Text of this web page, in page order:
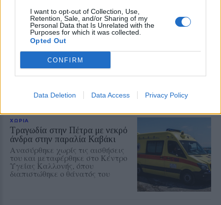
I want to opt-out of Collection, Use,
Retention, Sale, and/or Sharing of my
Personal Data that Is Unrelated with the
Purposes for which it was collected.
Opted Out
CONFIRM
Data Deletion Data Access Privacy Policy
Φωτιά σε ξερά χόρτα έφερε
σύλληψη στη Λέσβο
Παράλληλα, σε βάρος του
επιβλήθηκε διοικητικό πρόστιμο
ύψους 1.804,68 ευρώ
ΧΩΡΙΑ
Τραγωδία στην Πέτρα με νεκρό
άνδρα στην παραλία Καβάκι
Ανασύρθηκε χωρίς τις αισθήσεις
του και μεταφέρθηκε στο Κέντρο
Υγείας Καλλονής, όπου
διαπιστώθηκε ο θάνατός του